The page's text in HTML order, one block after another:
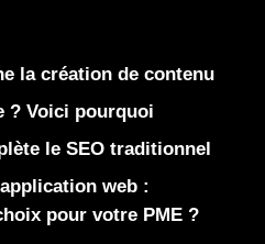
la création de contenu
? Voici pourquoi
le SEO traditionnel
web :
pour votre PME ?